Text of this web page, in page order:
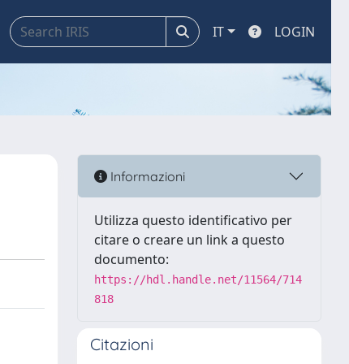
IT LOGIN
Informazioni
Utilizza questo identificativo per
citare o creare un link a questo
documento:
https://hdl.handle.net/11564/714
818
Citazioni